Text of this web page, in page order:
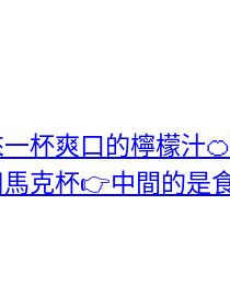
杯爽口的檸檬汁
克杯👉中間的是